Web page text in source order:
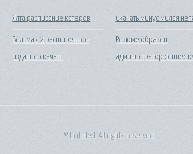
Ялта расписание катеров
Ведьмак 2 расширенное
издание скачать
Скачать минус милая
Резюме образец
администратор фитнес
© Untitled. All rights reserved.